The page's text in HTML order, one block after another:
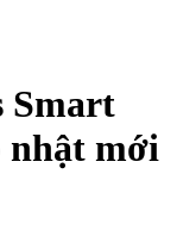
Smart
nhật mới